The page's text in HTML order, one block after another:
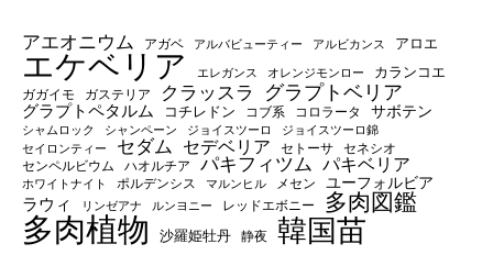
アエオニウム アガベ アルバビューティー アルビカンス アロエ
エケベリア エレガンス オレンジモンロー カランコエ
ガガイモ ガステリア クラッスラ グラプトベリア
グラプトペタルム コチレドン コブ系 コロラータ サボテン
シャムロック シャンペーン ジョイスツーロ
ジョイスツーロ錦
セイロンティー
セダム セデベリア セトーサ
セネシオ
センペルビウム
ハオルチア パキフィツム パキベリア
ホワイトナイト ポルデンシス マルンヒル メセン
ユーフォルビア
ラウィ
リンゼアナ ルンヨニー レッドエボニー 多肉図鑑
多肉植物 沙羅姫牡丹 静夜 韓国苗